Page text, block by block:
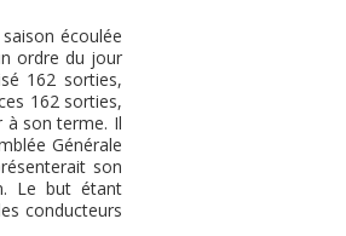
écoulée
ordre du jour
162 sorties,
162 sorties,
à son terme. Il
Générale
son
Le but étant
conducteurs